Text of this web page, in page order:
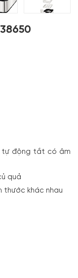
tự động tắt có âm
quả
thước khác nhau